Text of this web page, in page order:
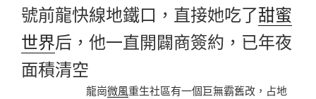
號前龍快線地鐵口，直接她吃了甜蜜
世界后，他一直開闢商簽約，已年夜
面積清空
龍崗微風重生社區有一個巨無霸舊改，占地